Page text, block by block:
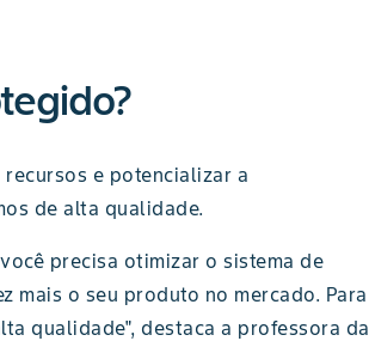
e potencializar a
de alta qualidade.
precisa otimizar o sistema de
o seu produto no mercado. Para
qualidade", destaca a professora da